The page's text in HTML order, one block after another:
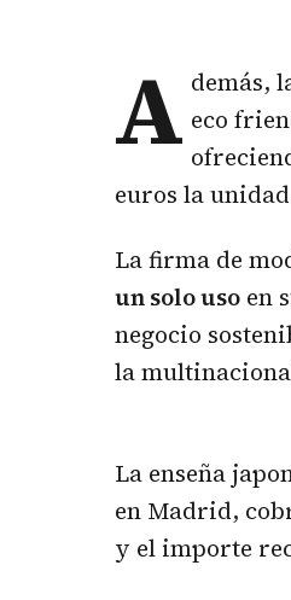
A demás,
eco
euros la
La firma de
un solo uso en
negocio
la
La enseña
en Madrid,
y el importe